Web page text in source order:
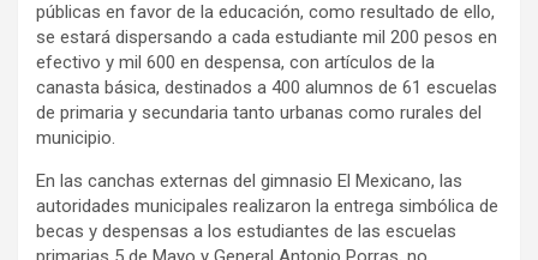
públicas en favor de la educación, como resultado de ello,
se estará dispersando a cada estudiante mil 200 pesos en
efectivo y mil 600 en despensa, con artículos de la
canasta básica, destinados a 400 alumnos de 61 escuelas
de primaria y secundaria tanto urbanas como rurales del
municipio.
En las canchas externas del gimnasio El Mexicano, las
autoridades municipales realizaron la entrega simbólica de
becas y despensas a los estudiantes de las escuelas